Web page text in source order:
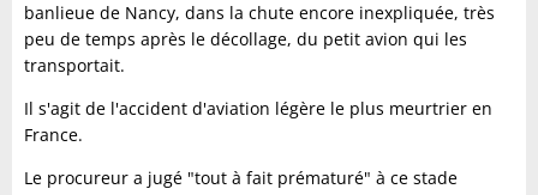
banlieue de Nancy, dans la chute encore inexpliquée, très
peu de temps après le décollage, du petit avion qui les
transportait.
Il s'agit de l'accident d'aviation légère le plus meurtrier en
France.
Le procureur a jugé "tout à fait prématuré" à ce stade